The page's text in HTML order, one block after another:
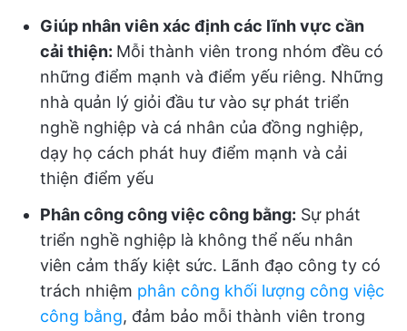
Giúp nhân viên xác định các lĩnh vực cần
cải thiện: Mỗi thành viên trong nhóm đều có
những điểm mạnh và điểm yếu riêng. Những
nhà quản lý giỏi đầu tư vào sự phát triển
nghề nghiệp và cá nhân của đồng nghiệp,
dạy họ cách phát huy điểm mạnh và cải
thiện điểm yếu
Phân công công việc công bằng: Sự phát
triển nghề nghiệp là không thể nếu nhân
viên cảm thấy kiệt sức. Lãnh đạo công ty có
trách nhiệm phân công khối lượng công việc
công bằng, đảm bảo mỗi thành viên trong